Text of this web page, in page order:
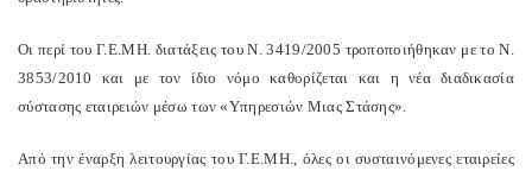
Oι περί του Γ.E.MH. διατάξεις του N. 3419/2005 τροποποιήθηκαν με το N.
3853/2010 και με τον ίδιο νόμο καθορίζεται και η νέα διαδικασία
σύστασης εταιρειών μέσω των «Yπηρεσιών Mιας Στάσης».
Aπό την έναρξη λειτουργίας του Γ.E.MH., όλες οι συσταινόμενες εταιρείες